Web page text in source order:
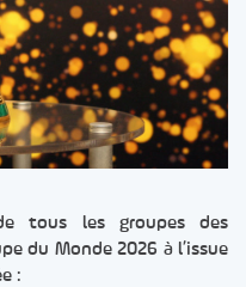
tous les groupes des
du Monde 2026 à l’issue
: